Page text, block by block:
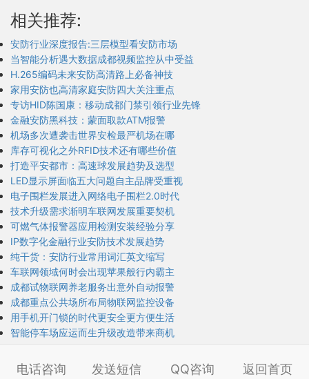
相关推荐:
安防行业深度报告:三层模型看安防市场
当智能分析遇大数据成都视频监控从中受益
H.265编码未来安防高清路上必备神技
家用安防也高清家庭安防四大关注重点
专访HID陈国康：移动成都门禁引领行业先锋
金融安防黑科技：蒙面取款ATM报警
机场多次遭袭击世界安检最严机场在哪
库存可视化之外RFID技术还有哪些价值
打造平安都市：高速球发展趋势及选型
LED显示屏面临五大问题自主品牌受重视
电子围栏发展进入网络电子围栏2.0时代
技术升级需求渐明车联网发展重要契机
可燃气体报警器应用检测安装经验分享
IP数字化金融行业安防技术发展趋势
纯干货：安防行业常用词汇英文缩写
车联网领域何时会出现苹果般行内霸主
成都试物联网养老服务出意外自动报警
成都重点公共场所布局物联网监控设备
用手机开门锁的时代更安全更方便生活
智能停车场应运而生升级改造带来商机
电话咨询 发送短信 QQ咨询 返回首页